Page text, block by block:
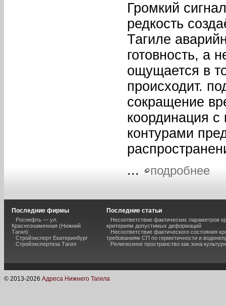
Громкий
редкость
Тагиле
готовность, а
ощущается в
происходит.
сокращение
координация
контурами
...
подробнее
Последние фирмы
Роснефть — ул.
Краснознаменная (Нижний
Тагил)
Стройэксперт Екатеринбург
Стройэкспертиза Тагил
Последние статьи
Несоответствие фактических параметров
критериям допустимых деформаций
Несоответствие фактического состояния
требованиям СП по герметичности и
Религиозное пространство как зона
© 2013-2026 Адреса Нижнего Тагила